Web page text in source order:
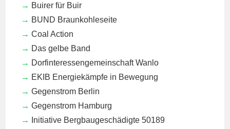
Buirer für Buir
BUND Braunkohleseite
Coal Action
Das gelbe Band
Dorfinteressengemeinschaft Wanlo
EKIB Energiekämpfe in Bewegung
Gegenstrom Berlin
Gegenstrom Hamburg
Initiative Bergbaugeschädigte 50189